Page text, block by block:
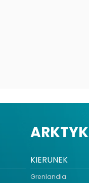
KIERUNEK
Grenlandia